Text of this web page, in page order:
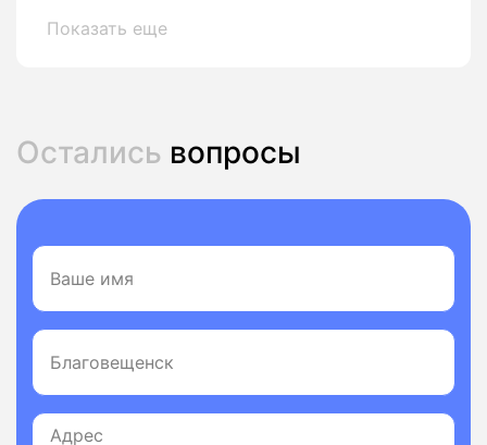
Показать еще
Остались вопросы